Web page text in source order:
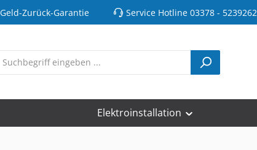
Geld-Zurück-Garantie Service Hotline 03378 - 5239262
Elektroinstallation